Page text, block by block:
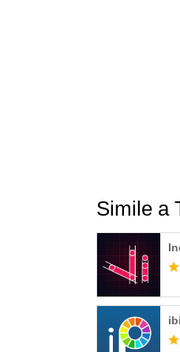
Simile a